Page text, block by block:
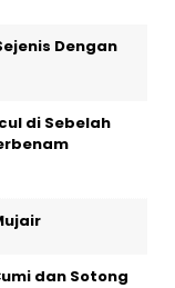
Dengan
di Sebelah
dan Sotong